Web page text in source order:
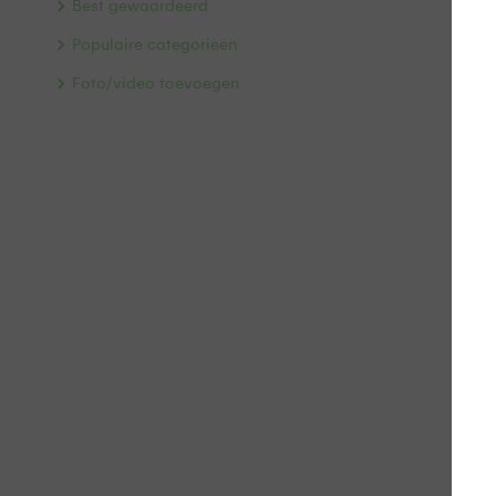
Best gewaardeerd
Populaire categorieën
Foto/video toevoegen